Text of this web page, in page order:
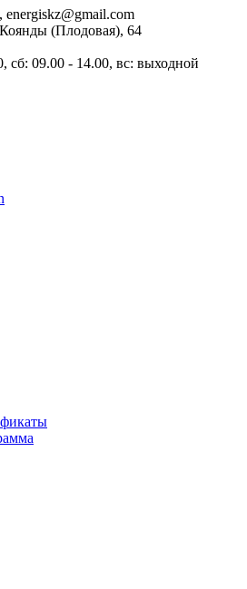
energiskz@gmail.com
(Плодовая), 64
сб: 09.00 - 14.00, вс: выходной